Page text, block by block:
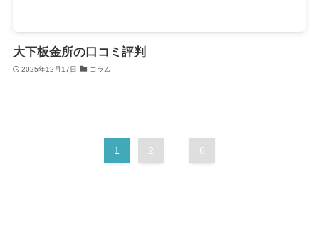
大下板金所の口コミ評判
2025年12月17日 コラム
1 2 6